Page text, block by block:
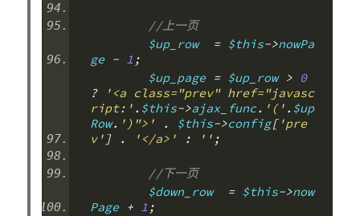
//上一页
        $up_row
= $this->nowPa
ge - 1 ;
        $up_page
= $up_row > 0
?
'<a class="prev" href="javasc
ript:' . $this->ajax_func. '(' . $up
Row. ')">' . $this->config['pre
v' ] . '</a>' : '' ;
//下一页
        $down_row
= $this->now
Page + 1 ;